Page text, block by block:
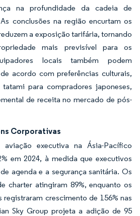
na profundidade da cadeia de
conclusões na região encurtam os
a exposição tarifária, tornando
mais previsível para os
locais também podem
acordo com preferências culturais,
para compradores japoneses,
de receita no mercado de pós-
Corporativas
executiva na Ásia-Pacífico
em 2024, à medida que executivos
agenda e a segurança sanitária. Os
charter atingiram 89%, enquanto os
crescimento de 156% nas
Sky Group projeta a adição de 95